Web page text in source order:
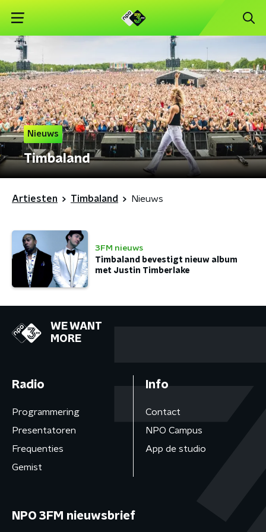
Nieuws
Timbaland
Artiesten Timbaland Nieuws
3FM nieuws
Timbaland bevestigt nieuw album
met Justin Timberlake
WE WANT
MORE
Radio
Programmering
Presentatoren
Frequenties
Gemist
Info
Contact
NPO Campus
App de studio
NPO 3FM nieuwsbrief